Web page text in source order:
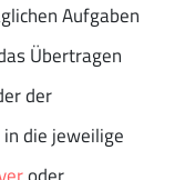
Aufgaben
Übertragen
der
die jeweilige